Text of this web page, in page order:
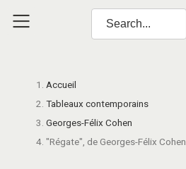
Accueil
Tableaux contemporains
Georges-Félix Cohen
"Régate", de Georges-Félix Cohen